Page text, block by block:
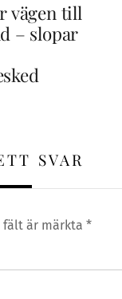
vägen till
– slopar
SVAR
fält är märkta *